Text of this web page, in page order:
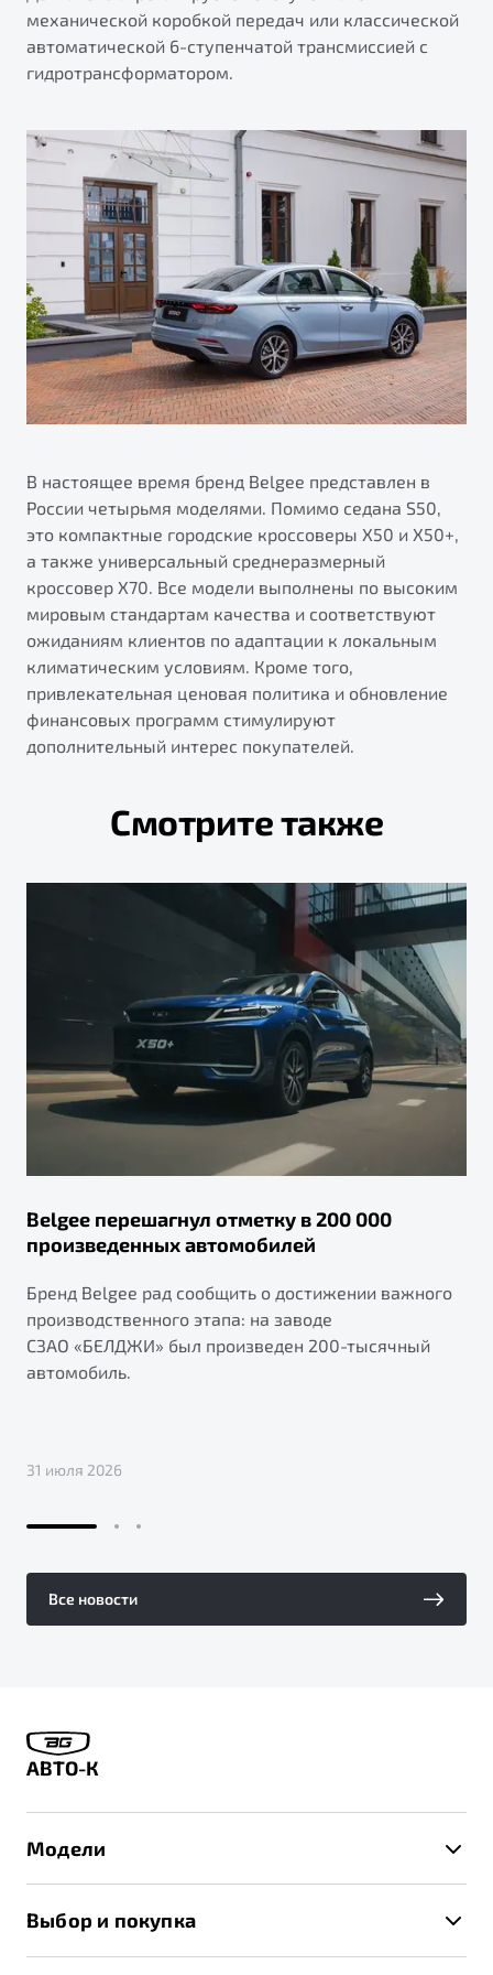
механической коробкой передач или классической
автоматической 6-ступенчатой трансмиссией с
гидротрансформатором.
В настоящее время бренд Belgee представлен в
России четырьмя моделями. Помимо седана S50,
это компактные городские кроссоверы X50 и X50+,
а также универсальный среднеразмерный
кроссовер X70. Все модели выполнены по высоким
мировым стандартам качества и соответствуют
ожиданиям клиентов по адаптации к локальным
климатическим условиям. Кроме того,
привлекательная ценовая политика и обновление
финансовых программ стимулируют
дополнительный интерес покупателей.
Смотрите также
Belgee перешагнул отметку в 200 000
произведенных автомобилей
Бренд Belgee рад сообщить о достижении важного
производственного этапа: на заводе
СЗАО «БЕЛДЖИ» был произведен 200-тысячный
автомобиль.
31 июля 2026
Все новости
АВТО-К
Модели
Выбор и покупка